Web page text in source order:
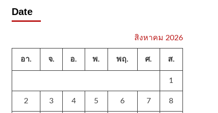
Date
สิงหาคม 2026
อา. จ. อ. พ. พฤ. ศ. ส.
1
2 3 4 5 6 7 8